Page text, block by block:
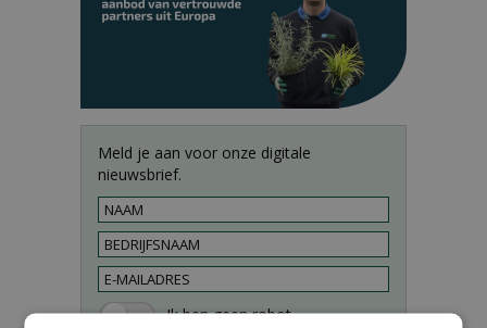
Meld je aan voor onze digitale
nieuwsbrief.